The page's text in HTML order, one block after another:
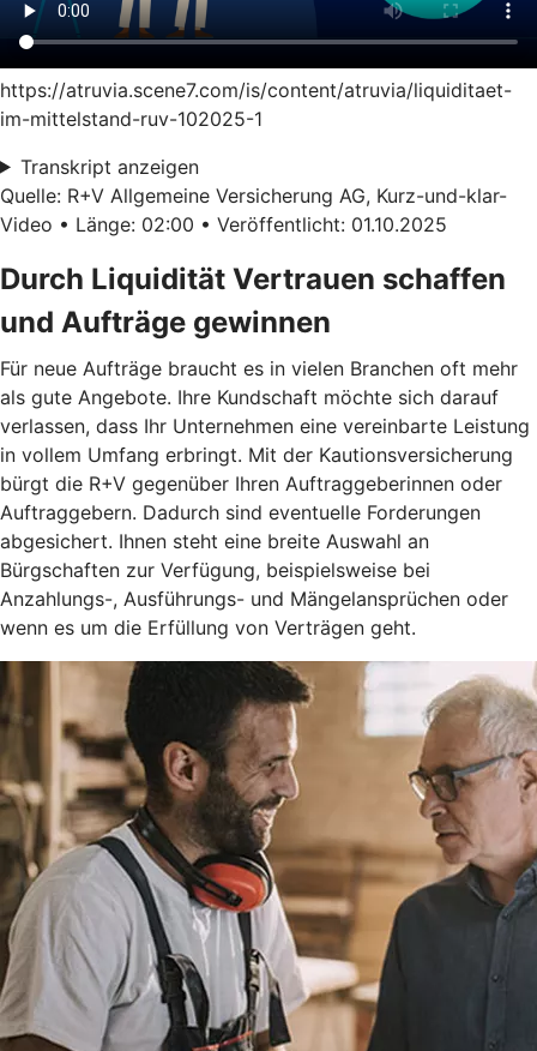
https://atruvia.scene7.com/is/content/atruvia/liquiditaet-
im-mittelstand-ruv-102025-1
Transkript anzeigen
Quelle: R+V Allgemeine Versicherung AG, Kurz-und-klar-
Video • Länge: 02:00 • Veröffentlicht: 01.10.2025
Durch Liquidität Vertrauen schaffen
und Aufträge gewinnen
Für neue Aufträge braucht es in vielen Branchen oft mehr
als gute Angebote. Ihre Kundschaft möchte sich darauf
verlassen, dass Ihr Unternehmen eine vereinbarte Leistung
in vollem Umfang erbringt. Mit der Kautionsversicherung
bürgt die R+V gegenüber Ihren Auftraggeberinnen oder
Auftraggebern. Dadurch sind eventuelle Forderungen
abgesichert. Ihnen steht eine breite Auswahl an
Bürgschaften zur Verfügung, beispielsweise bei
Anzahlungs-, Ausführungs- und Mängelansprüchen oder
wenn es um die Erfüllung von Verträgen geht.